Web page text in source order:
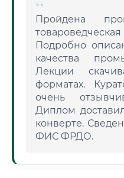
Пройдена
Подробно
качества
Лекции
форматах.
очень
Диплом
конверте.
ФИС ФРДО.